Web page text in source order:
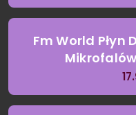
Fm World Płyn